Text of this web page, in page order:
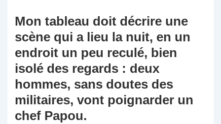
Mon tableau doit décrire une
scène qui a lieu la nuit, en un
endroit un peu reculé, bien
isolé des regards : deux
hommes, sans doutes des
militaires, vont poignarder un
chef Papou.